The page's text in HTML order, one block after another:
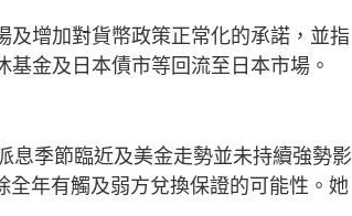
及增加對貨幣政策正常化的承諾，並指
金及日本債市等回流至日本市場。
息季節臨近及美金走勢並未持續強勢影
年有觸及弱方兌換保證的可能性。她